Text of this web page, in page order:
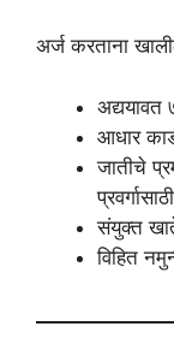
अर्ज करताना
आधार
जातीचे
संयुक्त
विहित